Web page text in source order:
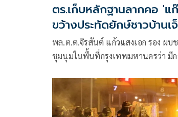
ตร.เก็บหลักฐานลากคอ 'แ
ขว้างประทัดยักษ์ชาวบ้านเ
พล.ต.ต.จิรสันต์ แก้วแสงเอก รอง ผบ
ชุมนุมในพื้นที่กรุงเทพมหานครว่า มี
ประชาชนแห่งโลก บริเวณหน้าสถานทู
2.กลุ่มWe Volunteer (WEVO) บริเ
สำนักงานอัยการสูงสุด เวลา 17.00 น.